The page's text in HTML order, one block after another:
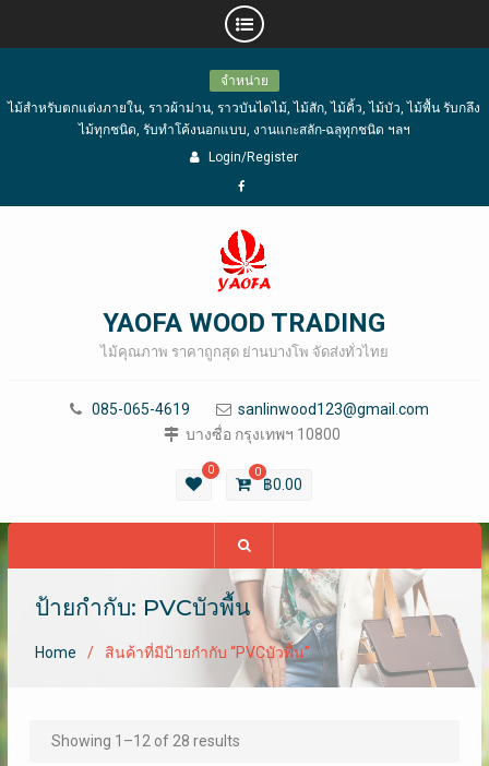
content
จำหน่าย
ไม้สำหรับตกแต่งภายใน, ราวผ้าม่าน, ราวบันไดไม้, ไม้สัก, ไม้คิ้ว, ไม้บัว, ไม้พื้น รับกลึง
ไม้ทุกชนิด, รับทำโค้งนอกแบบ, งานแกะสลัก-ฉลุทุกชนิด ฯลฯ
Login/Register
Facebook
YAOFA WOOD TRADING
ไม้คุณภาพ ราคาถูกสุด ย่านบางโพ จัดส่งทั่วไทย
085-065-4619
sanlinwood123@gmail.com
บางซื่อ กรุงเทพฯ 10800
0 0
฿0.00
ป้ายกำกับ: PVCบัวพื้น
Home สินค้าที่มีป้ายกำกับ “PVCบัวพื้น”
Showing 1–12 of 28 results